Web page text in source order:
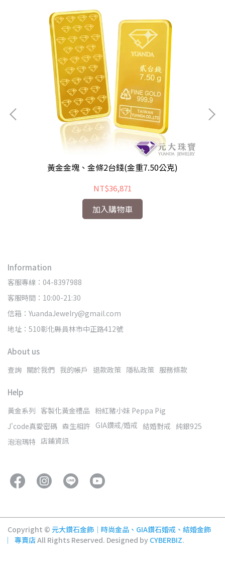
黃金金塊、金條2台錢(金重7.50公克)
NT$36,871
加入購物車
Information
客服專線：04-8397988
客服時間：10:00-21:30
信箱：YuandaJewelry@gmail.com
地址：510彰化縣員林市中正路412號
About us
查詢 關於我們 我的帳戶 退款政策 隱私政策 服務條款
Help
黃金系列 客製化黃金禮品 粉紅豬小妹 Peppa Pig
J'code真愛密碼 森生相許 GIA鑽戒/婚戒 結婚對戒 純銀925
泡泡瑪特 店鋪資訊
Copyright © 元大鑽石金飾│時尚金品、GIA鑽石婚戒、結婚金飾
︳專賣店All Rights Reserved. Designed by CYBERBIZ.